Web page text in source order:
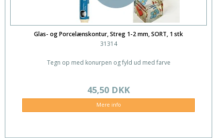
Glas- og Porcelænskontur, Streg 1-2 mm, SORT, 1 stk
31314
Tegn op med konurpen og fyld ud med farve
45,50 DKK
Mere info